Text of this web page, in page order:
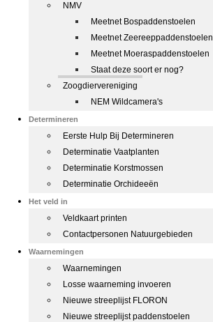
NMV
Meetnet Bospaddenstoelen
Meetnet Zeereeppaddenstoelen
Meetnet Moeraspaddenstoelen
Staat deze soort er nog?
Zoogdiervereniging
NEM Wildcamera's
Determineren
Eerste Hulp Bij Determineren
Determinatie Vaatplanten
Determinatie Korstmossen
Determinatie Orchideeën
Het veld in
Veldkaart printen
Contactpersonen Natuurgebieden
Waarnemingen
Waarnemingen
Losse waarneming invoeren
Nieuwe streeplijst FLORON
Nieuwe streeplijst paddenstoelen